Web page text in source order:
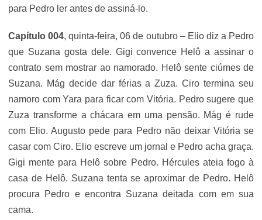
para Pedro ler antes de assiná-lo.
Capítulo 004, quinta-feira, 06 de outubro – Elio diz a Pedro
que Suzana gosta dele. Gigi convence Helô a assinar o
contrato sem mostrar ao namorado. Helô sente ciúmes de
Suzana. Mág decide dar férias a Zuza. Ciro termina seu
namoro com Yara para ficar com Vitória. Pedro sugere que
Zuza transforme a chácara em uma pensão. Mág é rude
com Elio. Augusto pede para Pedro não deixar Vitória se
casar com Ciro. Elio escreve um jornal e Pedro acha graça.
Gigi mente para Helô sobre Pedro. Hércules ateia fogo à
casa de Helô. Suzana tenta se aproximar de Pedro. Helô
procura Pedro e encontra Suzana deitada com em sua
cama.